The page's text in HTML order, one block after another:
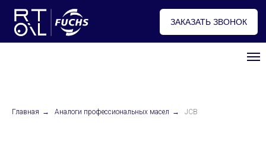
Главная → Аналоги профессиональных масел → JCB